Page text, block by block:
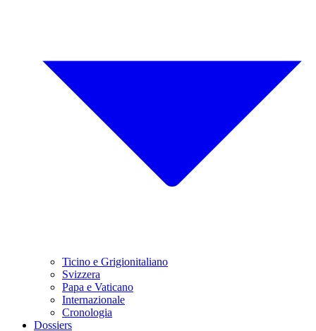
Ticino e Grigionitaliano
Svizzera
Papa e Vaticano
Internazionale
Cronologia
Dossiers